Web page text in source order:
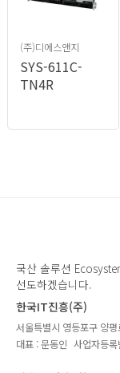
(주)디에스앤지
SYS-611C-
TN4R
국산 솔루션
선도하겠습니다.
한국IT진흥(주)
서울특별시 영등포구 양
대표 : 문동인 사업자등